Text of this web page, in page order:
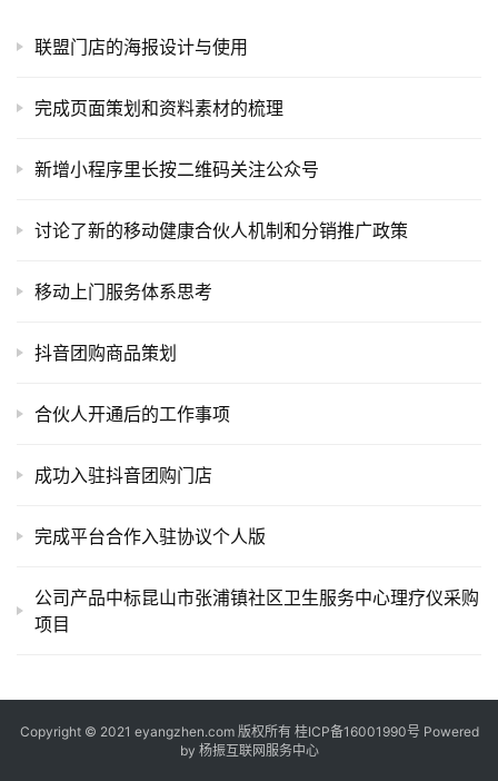
务
目
提
词
源
码
常
链
接
联盟门店的海报设计与使用
完成页面策划和资料素材的梳理
新增小程序里长按二维码关注公众号
讨论了新的移动健康合伙人机制和分销推广政策
移动上门服务体系思考
抖音团购商品策划
合伙人开通后的工作事项
成功入驻抖音团购门店
完成平台合作入驻协议个人版
公司产品中标昆山市张浦镇社区卫生服务中心理疗仪采购
项目
Copyright © 2021 eyangzhen.com 版权所有 桂ICP备16001990号 Powered
by 杨振互联网服务中心